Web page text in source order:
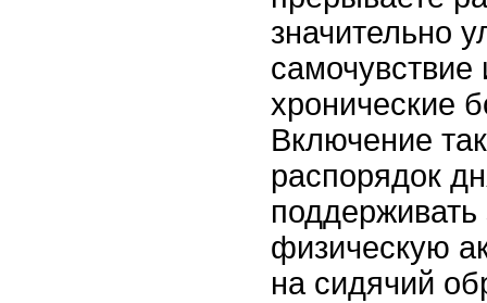
значительно
самочувствие
хронические
Включение
распорядок
поддерживать
физическую
на сидячий